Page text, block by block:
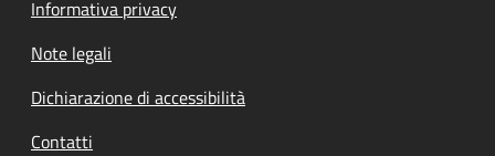
Informativa privacy
Note legali
Dichiarazione di accessibilità
Contatti